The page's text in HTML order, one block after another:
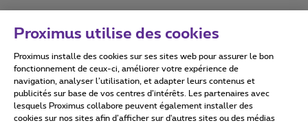
Conditions d'utilisation Accessibility statement
Proximus utilise des cookies
Proximus installe des cookies sur ses sites web pour assurer le bon
fonctionnement de ceux-ci, améliorer votre expérience de
navigation, analyser l’utilisation, et adapter leurs contenus et
publicités sur base de vos centres d’intérêts. Les partenaires avec
lesquels Proximus collabore peuvent également installer des
cookies sur nos sites afin d’afficher sur d'autres sites ou des médias